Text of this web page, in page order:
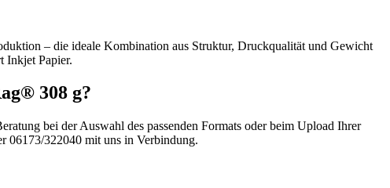
– die ideale Kombination aus Struktur, Druckqualität und Gewicht
Inkjet Papier.
308 g?
bei der Auswahl des passenden Formats oder beim Upload Ihrer
06173/322040 mit uns in Verbindung.